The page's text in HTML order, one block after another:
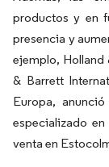
productos y en
presencia y
ejemplo, Holland
& Barrett
Europa,
especializado
venta en